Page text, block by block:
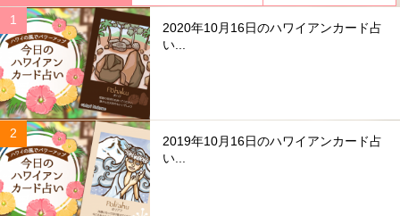
2020年10月16日のハワイアンカード占
い...
2019年10月16日のハワイアンカード占
い...